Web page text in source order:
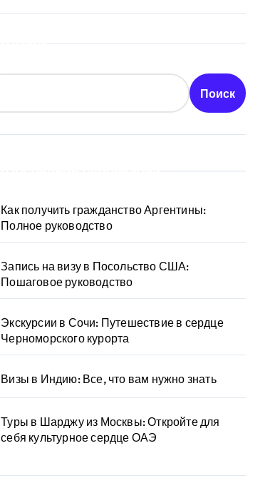
Поиск
Как получить гражданство Аргентины:
Полное руководство
Запись на визу в Посольство США:
Пошаговое руководство
Экскурсии в Сочи: Путешествие в сердце
Черноморского курорта
Визы в Индию: Все, что вам нужно знать
Туры в Шарджу из Москвы: Откройте для
себя культурное сердце ОАЭ